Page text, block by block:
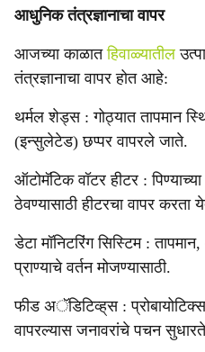
आधुनिक तंत्रज्ञानाचा वापर
आजच्या काळातहिवाळ्यातील
तंत्रज्ञानाचा वापर होत आहे:
थर्मल शेड्स : गोठ्यात तापमान
(इन्सुलेटेड) छप्पर वापरले जाते.
ऑटोमॅटिक वॉटर हीटर :
ठेवण्यासाठी हीटरचा वापर करता
डेटा मॉनिटरिंग सिस्टिम :
प्राण्याचे वर्तन मोजण्यासाठी.
फीड अॅडिटिव्ह्‌स :
वापरल्यास जनावरांचे पचन